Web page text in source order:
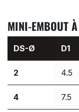
MINI-EMBOUT
DS-Ø D1
2 4.5
4 7.5